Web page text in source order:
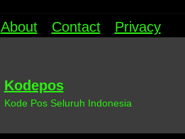
About Contact Privacy
Kodepos
Kode Pos Seluruh Indonesia